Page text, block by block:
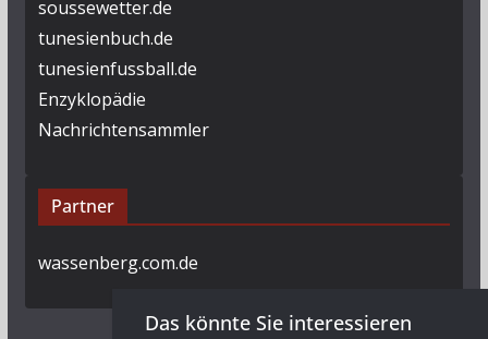
soussewetter.de
tunesienbuch.de
tunesienfussball.de
Enzyklopädie
Nachrichtensammler
Partner
wassenberg.com.de
Das könnte Sie interessieren